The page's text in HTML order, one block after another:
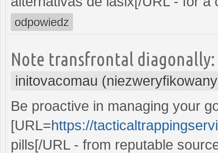
odpowiedz
Note transfrontal
initovacomau
Be proactive in managing your
[URL=https://
pills[/URL - from reputable